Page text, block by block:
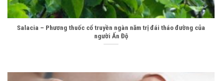
Salacia – Phương thuốc cổ truyền ngàn năm trị đái tháo đường của
người Ấn Độ